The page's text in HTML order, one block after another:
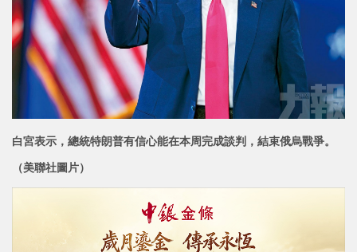
白宮表示，總統特朗普有信心能在本周完成談判，結束俄烏戰爭。
（美聯社圖片）